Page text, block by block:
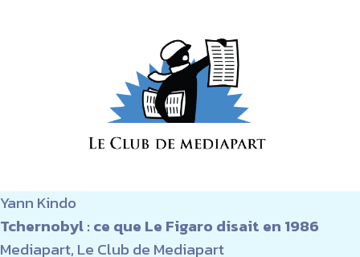
Yann Kindo
Tchernobyl : ce que Le Figaro disait en 1986
Mediapart, Le Club de Mediapart